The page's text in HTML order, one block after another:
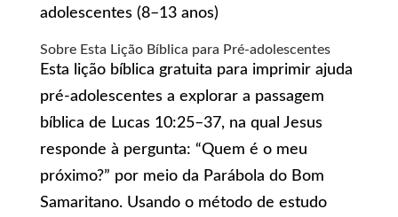
adolescentes (8–13 anos)
Sobre Esta Lição Bíblica para Pré-adolescentes
Esta lição bíblica gratuita para imprimir ajuda
pré-adolescentes a explorar a passagem
bíblica de Lucas 10:25–37, na qual Jesus
responde à pergunta: “Quem é o meu
próximo?” por meio da Parábola do Bom
Samaritano. Usando o método de estudo